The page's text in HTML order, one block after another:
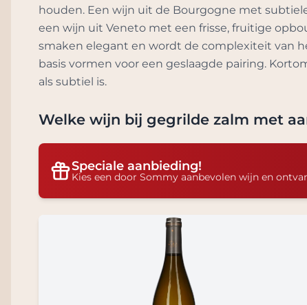
houden. Een wijn uit de Bourgogne met
een wijn uit Veneto met een frisse, fruitige
smaken elegant en wordt de complexiteit van
basis vormen voor een geslaagde pairing.
als subtiel is.
Welke wijn bij gegrilde zalm met
Speciale aanbieding!
Kies een door Sommy aanbevolen wijn en